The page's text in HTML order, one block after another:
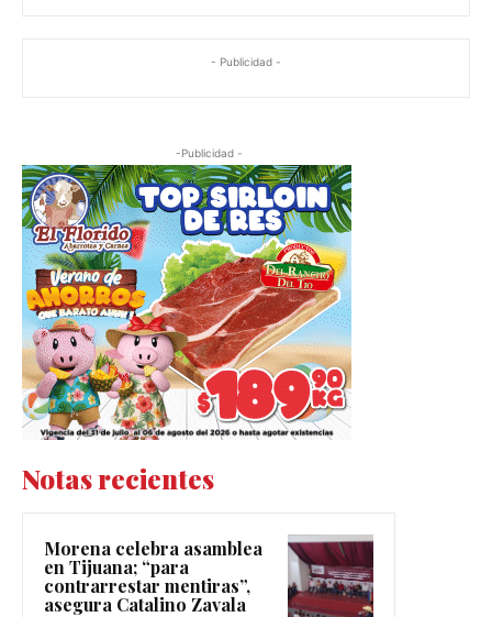
- Publicidad -
-Publicidad -
Notas recientes
Morena celebra asamblea
en Tijuana; “para
contrarrestar mentiras”,
asegura Catalino Zavala